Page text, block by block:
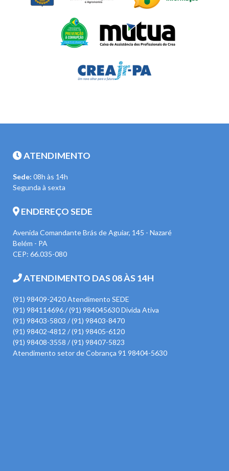
ATENDIMENTO
Sede: 08h às 14h
Segunda à sexta
ENDEREÇO SEDE
Avenida Comandante Brás de Aguiar, 145 - Nazaré
Belém - PA
CEP: 66.035-080
ATENDIMENTO DAS 08 ÀS 14H
(91) 98409-2420 Atendimento SEDE
(91) 984114696 / (91) 984045630 Divida Ativa
(91) 98403-5803 / (91) 98403-8470
(91) 98402-4812 / (91) 98405-6120
(91) 98408-3558 / (91) 98407-5823
Atendimento setor de Cobrança 91 98404-5630